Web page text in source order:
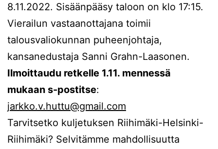
8.11.2022. Sisäänpääsy taloon on klo 17:15.
Vierailun vastaanottajana toimii
talousvaliokunnan puheenjohtaja,
kansanedustaja Sanni Grahn-Laasonen.
Ilmoittaudu retkelle 1.11. mennessä
mukaan s-postitse:
jarkko.v.huttu@gmail.com
Tarvitsetko kuljetuksen Riihimäki-Helsinki-
Riihimäki? Selvitämme mahdollisuutta